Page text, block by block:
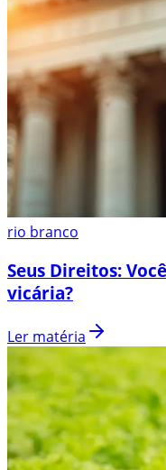
rio branco
Seus Direitos:
vicária?
Ler matéria